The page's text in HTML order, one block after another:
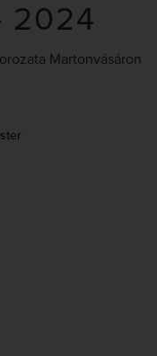
2024
Martonvásáron